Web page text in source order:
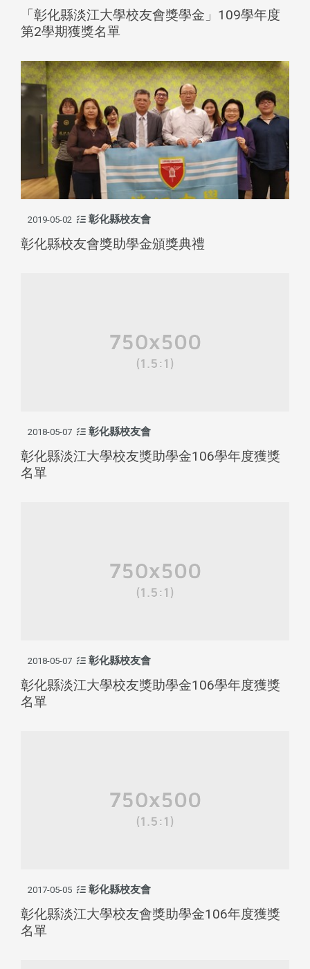
「彰化縣淡江大學校友會獎學金」109學年度
第2學期獲獎名單
2019-05-02 彰化縣校友會
彰化縣校友會獎助學金頒獎典禮
2018-05-07 彰化縣校友會
彰化縣淡江大學校友獎助學金106學年度獲獎
名單
2018-05-07 彰化縣校友會
彰化縣淡江大學校友獎助學金106學年度獲獎
名單
2017-05-05 彰化縣校友會
彰化縣淡江大學校友會獎助學金106年度獲獎
名單